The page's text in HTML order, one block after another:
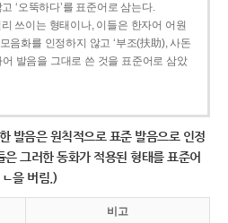
‘오뚝하다’를 표준어로 삼는다.
쓰이는 형태이나, 이들은 한자어 어원
음화를 인정하지 않고 ‘부조(扶助), 사돈
발음을 그대로 쓴 것을 표준어로 삼았
발음은 원칙적으로 표준 발음으로 인정
그러한 동화가 적용된 형태를 표준어
을 버림.)
비고